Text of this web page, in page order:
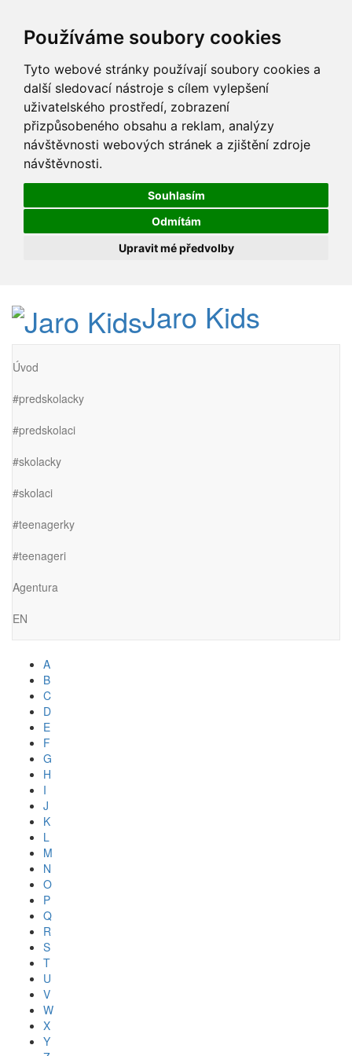
Používáme soubory cookies
Tyto webové stránky používají soubory cookies a
další sledovací nástroje s cílem vylepšení
uživatelského prostředí, zobrazení
přizpůsobeného obsahu a reklam, analýzy
návštěvnosti webových stránek a zjištění zdroje
návštěvnosti.
Souhlasím
Odmítám
Upravit mé předvolby
Jaro Kids
Úvod
#predskolacky
#predskolaci
#skolacky
#skolaci
#teenagerky
#teenageri
Agentura
EN
A
B
C
D
E
F
G
H
I
J
K
L
M
N
O
P
Q
R
S
T
U
V
W
X
Y